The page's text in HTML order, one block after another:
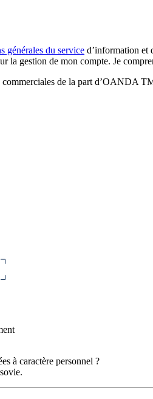
générales du service d’information et
la gestion de mon compte. Je
de la part d’OANDA
à caractère personnel ?